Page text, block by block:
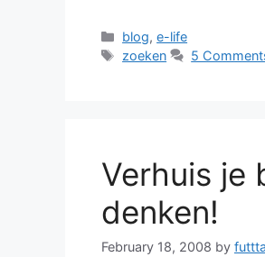
Categories
blog,e-life
Tags
zoeken 5
Verhuis je
denken!
February 18, 2008 by futtta